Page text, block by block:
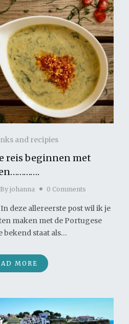
and recipies
reis beginnen met
By johanna 0 Comments
deze allereerste post wil ik je
maken met de Portugese
bekend staat als…
MORE